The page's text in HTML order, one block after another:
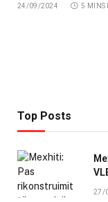
24/09/2024 5 MINS
Top Posts
27/